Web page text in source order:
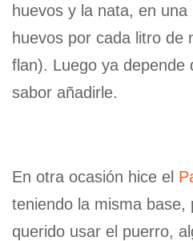
huevos y la nata, en
huevos por cada litro de
flan). Luego ya depende
sabor añadirle.
En otra ocasión hice el
teniendo la misma
querido usar el puerro,